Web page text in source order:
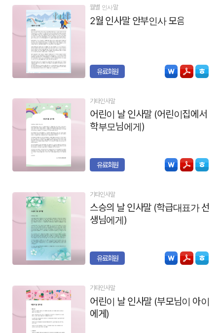
월별 인사말
2월 인사말 안부인사 모음
유료회원
기타인사말
어린이 날 인사말 (어린이집에서
학부모님에게)
유료회원
기타인사말
스승의 날 인사말 (학급대표가 선
생님에게)
유료회원
기타인사말
어린이 날 인사말 (부모님이 아이
에게)